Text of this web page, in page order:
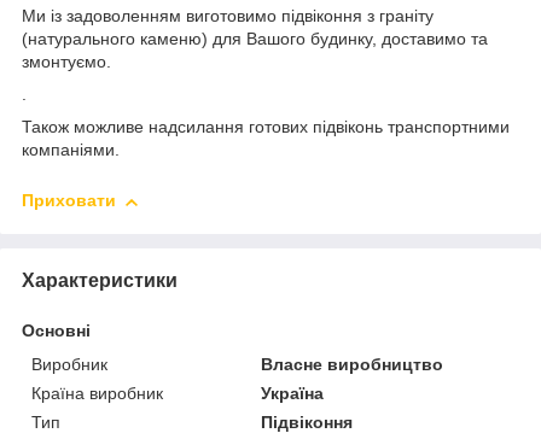
Ми із задоволенням виготовимо підвіконня з граніту
(натурального каменю) для Вашого будинку, доставимо та
змонтуємо.
.
Також можливе надсилання готових підвіконь транспортними
компаніями.
Приховати
Характеристики
Основні
Виробник
Власне виробництво
Країна виробник
Україна
Тип
Підвіконня